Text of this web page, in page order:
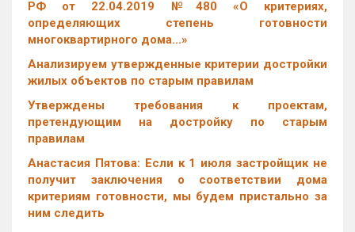
РФ от 22.04.2019 №480 «О критериях,
определяющих степень готовности
многоквартирного дома...»
Анализируем утвержденные критерии достройки
жилых объектов по старым правилам
Утверждены требования к проектам,
претендующим на достройку по старым
правилам
Анастасия Пятова: Если к 1 июля застройщик не
получит заключения о соответствии дома
критериям готовности, мы будем пристально за
ним следить